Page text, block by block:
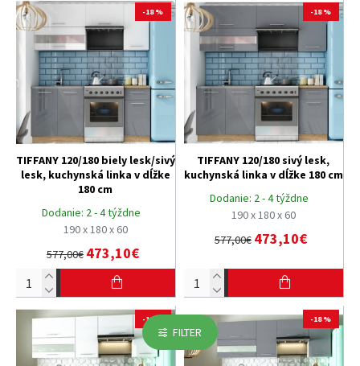
-18 %
Dodanie: 2 - 4 týždne
190 x 180 x 60
TIFFANY 120/180 biely lesk/sivý
lesk, kuchynská linka v dĺžke
180 cm
577,00€ 473,10€
-18 %
Dodanie: 2 - 4 týždne
190 x 180 x 60
TIFFANY 120/180 sivý lesk,
kuchynská linka v dĺžke 180 cm
577,00€ 473,10€
-18 % -18 %
FILTER